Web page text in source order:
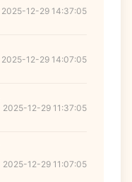
2025-12-29 14:37:05
2025-12-29 14:07:05
2025-12-29 11:37:05
2025-12-29 11:07:05